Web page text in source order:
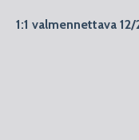
1:1 valmennettava